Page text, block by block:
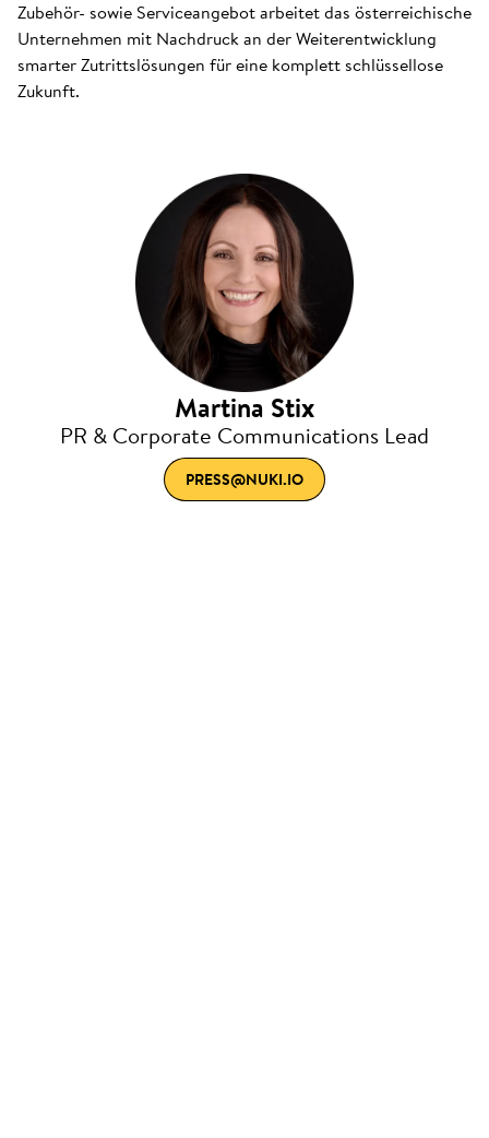
Zubehör- sowie Serviceangebot arbeitet das österreichische
Unternehmen mit Nachdruck an der Weiterentwicklung
smarter Zutrittslösungen für eine komplett schlüssellose
Zukunft.
Martina Stix
PR & Corporate Communications Lead
PRESS@NUKI.IO